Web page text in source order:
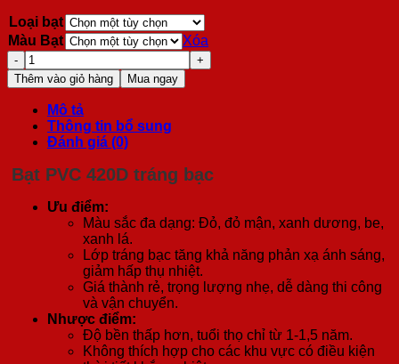
Loại bạt
Màu Bạt
Xóa
Mái
Che
Nhà
Bạt
Di
Động
3x6m
Gấp
Gọn
số
Thêm vào giỏ hàng Mua ngay
Mô tả
Thông tin bổ sung
Đánh giá (0)
Bạt PVC 420D tráng bạc
Ưu điểm:
Màu sắc đa dạng: Đỏ, đỏ mận, xanh dương, be,
xanh lá.
Lớp tráng bạc tăng khả năng phản xạ ánh sáng,
giảm hấp thụ nhiệt.
Giá thành rẻ, trọng lượng nhẹ, dễ dàng thi công
và vận chuyển.
Nhược điểm:
Độ bền thấp hơn, tuổi thọ chỉ từ 1-1,5 năm.
Không thích hợp cho các khu vực có điều kiện